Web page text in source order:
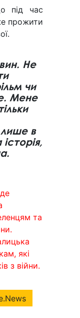
під час
прожити
Не
чи
Мене
лише в
та
які
з війни.